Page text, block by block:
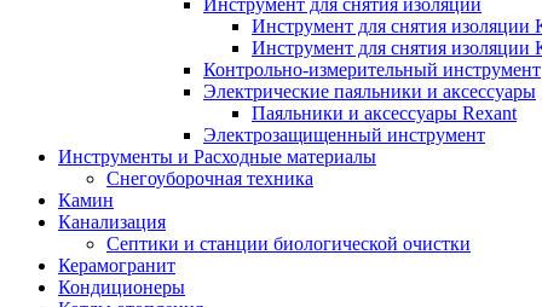
Инструмент для снятия изоляции
Инструмент для снятия изоляции
Инструмент для снятия
Контрольно-измерительный инструмент
Электрические паяльники и аксессуары
Паяльники и аксессуары Rexant
Электрозащищенный инструмент
Инструменты и Расходные материалы
Снегоуборочная техника
Камин
Канализация
Септики и станции биологической очистки
Керамогранит
Кондиционеры